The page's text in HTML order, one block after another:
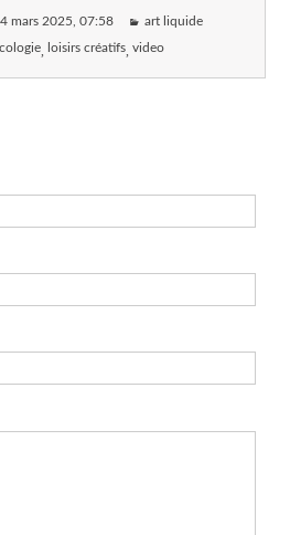
mars 2025 , 07:58 art liquide
loisirs créatifs video